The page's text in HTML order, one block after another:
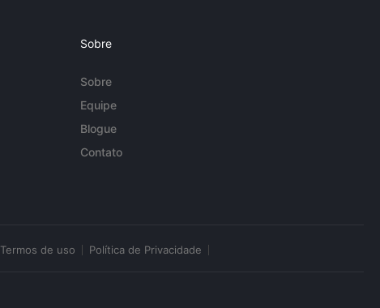
Sobre
Sobre
Equipe
Blogue
Contato
Termos de uso Política de Privacidade